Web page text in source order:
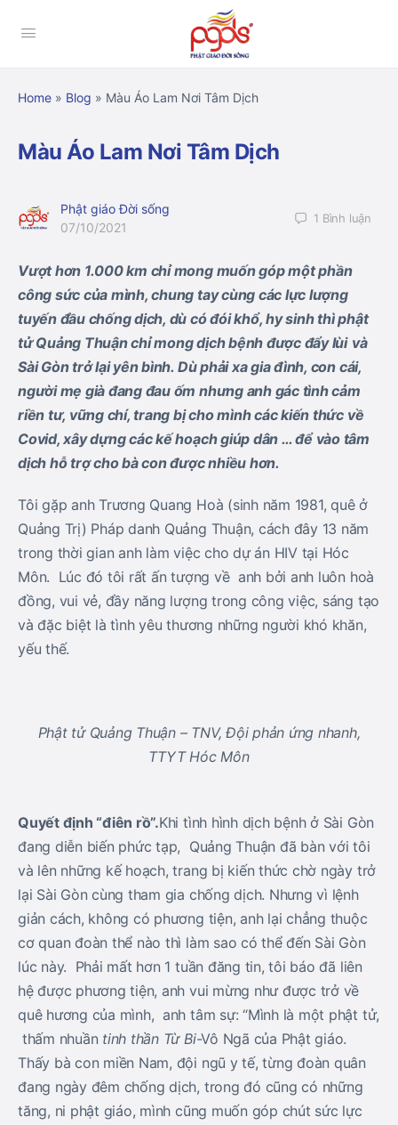
Home » Blog » Màu Áo Lam Nơi Tâm Dịch
Màu Áo Lam Nơi Tâm Dịch
Phật giáo Đời sống
07/10/2021
1 Bình luận
Vượt hơn 1.000 km chỉ mongmuốn góp một phần
công sức của mình, chung tay cùng các lực lượng
tuyến đầu chống dịch, dù có đói khổ, hy sinh thì phật
tử Quảng Thuận chỉ mong dịch bệnh đượcđẩylùi và
Sài Gòn trở lại yên bình. Dùphảixa gia đình, con cái,
ngườimẹ già đang đau ốm nhưng anh gác tình cảm
riền tư, vững chí, trang bị cho mình các kiến thức về
Covid, xây dựng các kế hoạch giúp dân … để vào tâm
dịch hỗ trợ cho bà con được nhiều hơn.
Tôi gặp anh Trương Quang Hoà (sinh năm 1981, quê ở
Quảng Trị) Pháp danh Quảng Thuận, cách đây 13 năm
trong thời gian anh làm việc cho dự án HIV tại Hóc
Môn. Lúc đó tôi rất ấn tượng về anh bởi anh luôn hoà
đồng, vui vẻ, đầy năng lượng trong công việc, sáng tạo
và đặc biệt là tình yêu thương những người khó khăn,
yếu thế.
Phật tử Quảng Thuận – TNV, Đội phản ứng nhanh,
TTYT Hóc Môn
Quyết định “điên rồ”.Khi tình hình dịch bệnh ở Sài Gòn
đang diễn biến phức tạp, Quảng Thuận đã bàn với tôi
và lên những kế hoạch, trang bị kiến thức chờ ngày trở
lại Sài Gòn cùng tham gia chống dịch. Nhưng vì lệnh
giản cách, không có phương tiện, anh lại chẳng thuộc
cơ quan đoàn thể nào thì làm sao có thể đến Sài Gòn
lúc này. Phải mất hơn 1 tuần đăng tin, tôi báo đã liên
hệ được phương tiện, anh vui mừng như được trở về
quê hương của mình, anh tâm sự: “Mình là một phật tử,
thấm nhuần tinh thần Từ Bi-Vô Ngã của Phật giáo.
Thấy bà con miền Nam, đội ngũ y tế, từng đoàn quân
đang ngày đêm chống dịch, trong đó cũng có những
tăng, ni phật giáo, mình cũng muốn góp chút sức lực